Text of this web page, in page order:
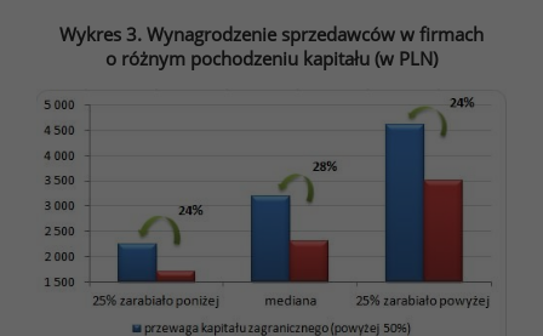
Wykres 3. Wynagrodzenie sprzedawców w firmach
o różnym pochodzeniu kapitału (w PLN)